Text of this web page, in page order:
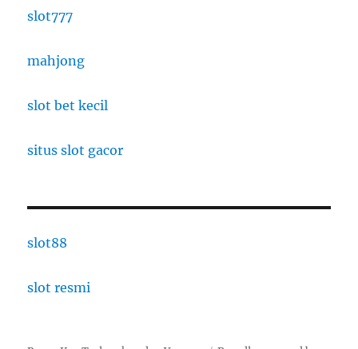
slot777
mahjong
slot bet kecil
situs slot gacor
slot88
slot resmi